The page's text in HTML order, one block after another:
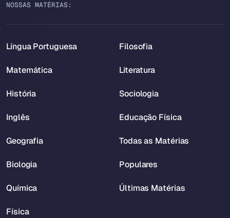
NOSSAS MATÉRIAS:
Língua Portuguesa
Matemática
História
Inglês
Geografia
Biologia
Química
Física
Filosofia
Literatura
Sociologia
Educação Física
Todas as Matérias
Populares
Últimas Matérias